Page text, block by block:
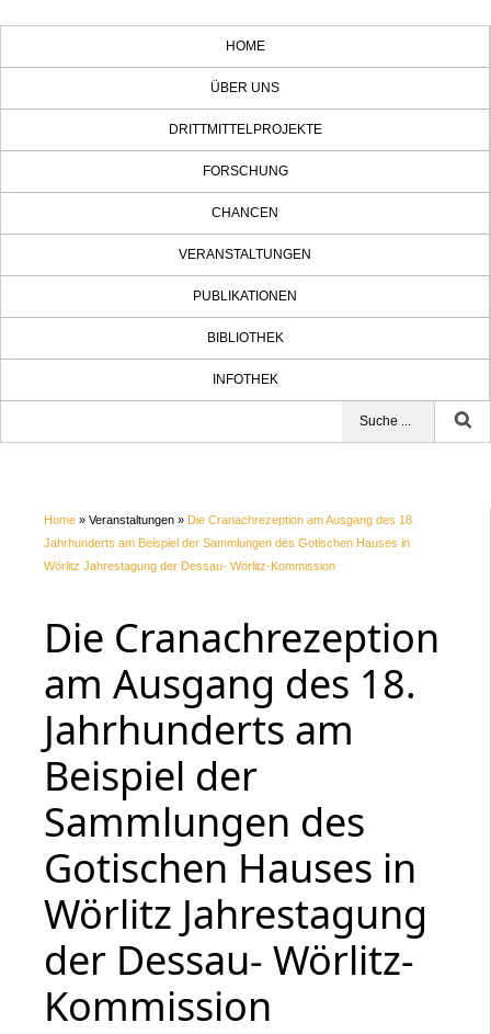
HOME
ÜBER UNS
DRITTMITTELPROJEKTE
FORSCHUNG
CHANCEN
VERANSTALTUNGEN
PUBLIKATIONEN
BIBLIOTHEK
INFOTHEK
Home » Veranstaltungen » Die Cranachrezeption am Ausgang des 18.
Jahrhunderts am Beispiel der Sammlungen des Gotischen Hauses in
Wörlitz Jahrestagung der Dessau- Wörlitz-Kommission
Die Cranachrezeption
am Ausgang des 18.
Jahrhunderts am
Beispiel der
Sammlungen des
Gotischen Hauses in
Wörlitz Jahrestagung
der Dessau- Wörlitz-
Kommission